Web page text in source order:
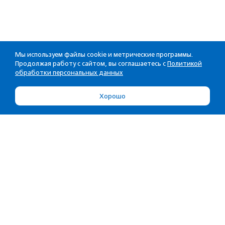
Мы используем файлы cookie и метрические программы.
Продолжая работу с сайтом, вы соглашаетесь с Политикой
обработки персональных данных
Хорошо